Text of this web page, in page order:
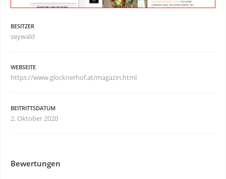
BESITZER
seywald
WEBSEITE
https://www.glocknerhof.at/magazin.html
BEITRITTSDATUM
2. Oktober 2020
Bewertungen